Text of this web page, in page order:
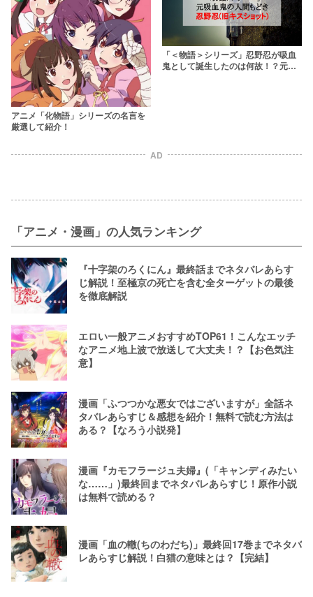
アニメ「化物語」シリーズの名言を
厳選して紹介！
「＜物語＞シリーズ」忍野忍が吸血
鬼として誕生したのは何故！？元怪
AD
「アニメ・漫画」の人気ランキング
『十字架のろくにん』最終話までネタバレあらす
じ解説！至極京の死亡を含む全ターゲットの最後
を徹底解説
エロい一般アニメおすすめTOP61！こんなエッチ
なアニメ地上波で放送して大丈夫！？【お色気注
意】
漫画「ふつつかな悪女ではございますが」全話ネ
タバレあらすじ＆感想を紹介！無料で読む方法は
ある？【なろう小説発】
漫画『カモフラージュ夫婦』(「キャンディみたい
な……」)最終回までネタバレあらすじ！原作小説
は無料で読める？
漫画「血の轍(ちのわだち)」最終回17巻までネタバ
レあらすじ解説！白猫の意味とは？【完結】